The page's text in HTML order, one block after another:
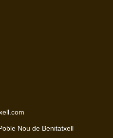
Nou de Benitatxell